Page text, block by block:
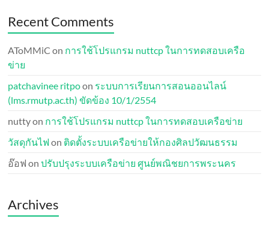
Recent Comments
AToMMiC on การใช้โปรแกรม nuttcp ในการทดสอบเครือ
ข่าย
patchavinee ritpoon ระบบการเรียนการสอนออนไลน์
(lms.rmutp.ac.th) ขัดข้อง 10/1/2554
nuttyon การใช้โปรแกรม nuttcp ในการทดสอบเครือข่าย
วัสดุกันไฟ on ติดตั้งระบบเครือข่ายให้กองศิลปวัฒนธรรม
อ๊อฟ onปรับปรุงระบบเครือข่าย ศูนย์พณิชยการพระนคร
Archives